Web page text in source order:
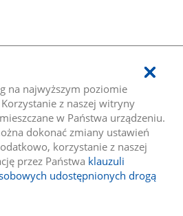
na najwyższym poziomie
z naszej witryny
w Państwa urządzeniu.
dokonać zmiany ustawień
korzystanie z naszej
przez Państwa klauzuli
udostępnionych drogą